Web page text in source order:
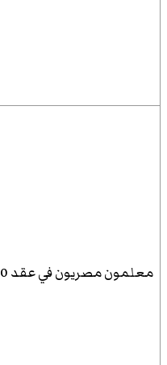
معلمون مصريون في عقد 2010